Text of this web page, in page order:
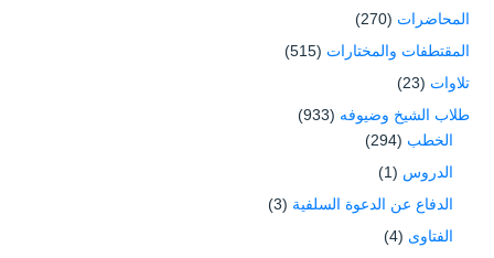
المحاضرات (270)
المقتطفات والمختارات (515)
تلاوات (23)
طلاب الشيخ وضيوفه (933)
الخطب (294)
الدروس (1)
الدفاع عن الدعوة السلفية (3)
الفتاوى (4)